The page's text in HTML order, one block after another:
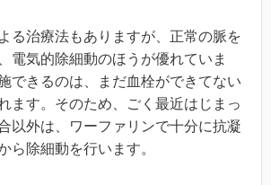
る治療法もありますが、正常の脈を
電気的除細動のほうが優れていま
できるのは、まだ血栓ができてない
ます。そのため、ごく最近はじまっ
以外は、ワーファリンで十分に抗凝
ら除細動を行います。